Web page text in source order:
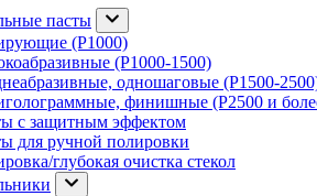
пасты
(P1000)
(P1000-1500)
одношаговые (P1500-
финишные (P2500 и
с защитным эффектом
для ручной полировки
глубокая очистка стекол